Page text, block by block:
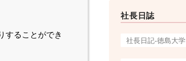
社長日誌
社長日記-徳島大学
することができ